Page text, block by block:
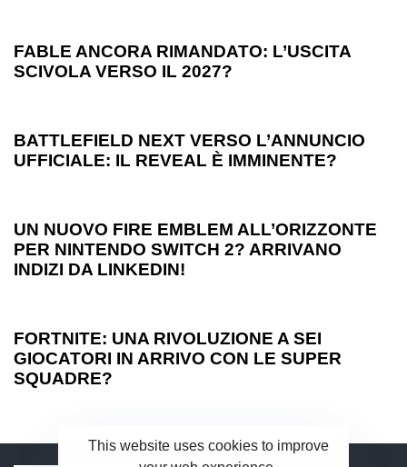
FABLE ANCORA RIMANDATO: L’USCITA
SCIVOLA VERSO IL 2027?
BATTLEFIELD NEXT VERSO L’ANNUNCIO
UFFICIALE: IL REVEAL È IMMINENTE?
UN NUOVO FIRE EMBLEM ALL’ORIZZONTE
PER NINTENDO SWITCH 2? ARRIVANO
INDIZI DA LINKEDIN!
FORTNITE: UNA RIVOLUZIONE A SEI
GIOCATORI IN ARRIVO CON LE SUPER
SQUADRE?
This website uses cookies to improve